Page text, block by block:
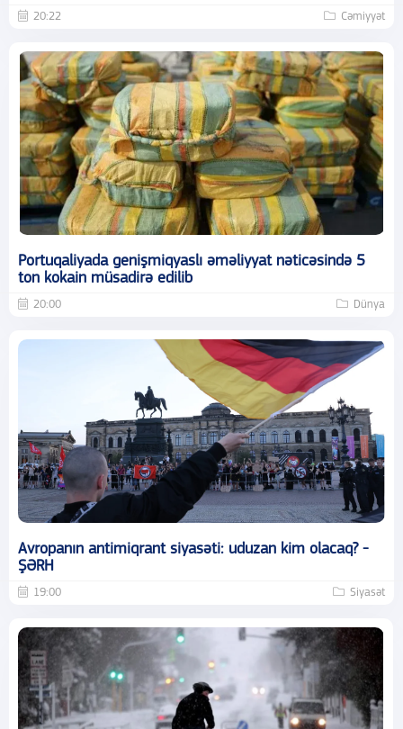
20:22 Cəmiyyət
Portuqaliyada genişmiqyaslı əməliyyat nəticəsində 5
ton kokain müsadirə edilib
20:00 Dünya
Avropanın antimiqrant siyasəti: uduzan kim olacaq? -
ŞƏRH
19:00 Siyasət